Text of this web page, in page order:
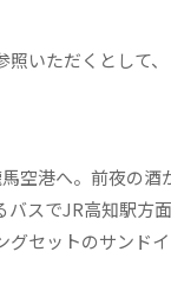
いただくとして
空港へ。前夜の
スでJR高知駅方
セットのサンドイ